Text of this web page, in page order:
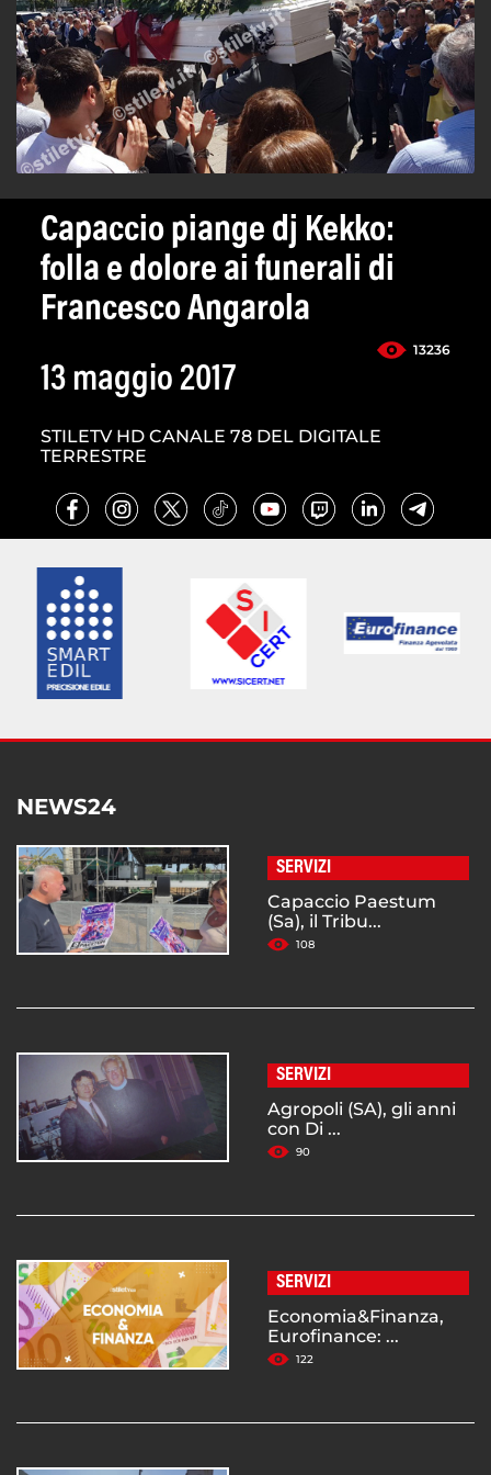
Capaccio piange dj Kekko:
folla e dolore ai funerali di
Francesco Angarola
13236
13 maggio 2017
STILETV HD CANALE 78 DEL DIGITALE
TERRESTRE
NEWS24
SERVIZI
Capaccio Paestum
(Sa), il Tribu...
108
SERVIZI
Agropoli (SA), gli anni
con Di ...
90
SERVIZI
Economia&Finanza,
Eurofinance: ...
122